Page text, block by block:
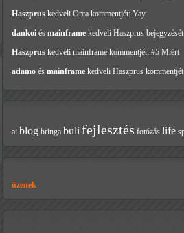
Haszprus kedveli Orca kommentjét: Yay
dankoi és mainframe kedveli Haszprus
Haszprus kedveli mainframe kommentjét: #5 Miért
adamo és mainframe kedveli Haszprus
ai blog bringa buli fejlesztés fotózás life
üzenek